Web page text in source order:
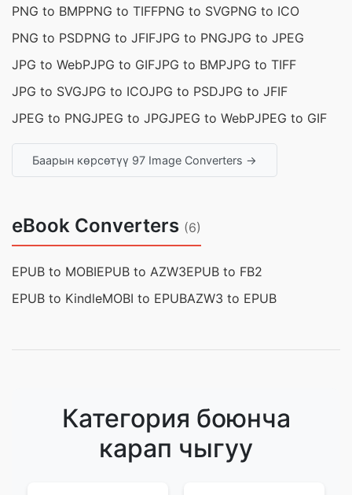
PNG to BMPPNG to TIFFPNG to SVGPNG to ICO
PNG to PSDPNG to JFIFJPG to PNGJPG to JPEG
JPG to WebPJPG to GIFJPG to BMPJPG to TIFF
JPG to SVGJPG to ICOJPG to PSDJPG to JFIF
JPEG to PNGJPEG to JPGJPEG to WebPJPEG to GIF
Баарын көрсөтүү 97 Image Converters →
eBook Converters (6)
EPUB to MOBIEPUB to AZW3EPUB to FB2
EPUB to KindleMOBI to EPUBAZW3 to EPUB
Категория боюнча
карап чыгуу